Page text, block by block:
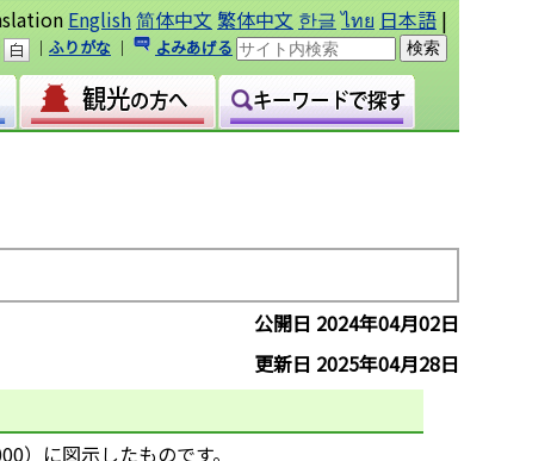
English简体中文 繁体中文 한글 ไทย 日本語 |
｜ ふりがな ｜ よみあげる
公開日 2024年04月02日
更新日 2025年04月28日
）に図示したものです。